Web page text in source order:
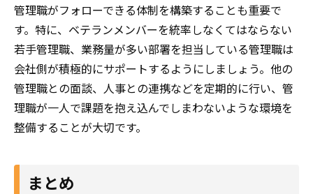
管理職がフォローできる体制を構築することも重要で
す。特に、ベテランメンバーを統率しなくてはならない
若手管理職、業務量が多い部署を担当している管理職は
会社側が積極的にサポートするようにしましょう。他の
管理職との面談、人事との連携などを定期的に行い、管
理職が一人で課題を抱え込んでしまわないような環境を
整備することが大切です。
まとめ